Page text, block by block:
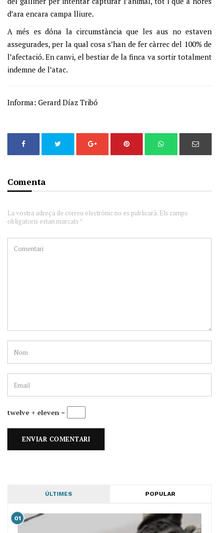
d’ara encara campa lliure.
A més es dóna la circumstància que les aus no estaven
assegurades, per la qual cosa s’han de fer càrrec del 100% de
l’afectació. En canvi, el bestiar de la finca va sortir totalment
indemne de l’atac.
Informa: Gerard Díaz Tribó
Comenta
La vostra adreça de correu electrònic no es publicarà. Els camps
obligatoris estan marcats *
twelve + eleven =
ÚLTIMES POPULAR
01